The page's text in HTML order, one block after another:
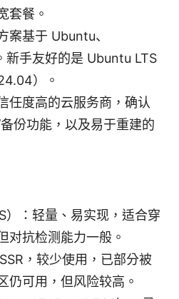
套餐。
案基于 Ubuntu、
新手友好的是 Ubuntu LTS
）。
任度高的云服务商，确认
份功能，以及易于重建的
：轻量、易实现，适合穿
对抗检测能力一般。
，较少使用，已部分被
仍可用，但风险较高。